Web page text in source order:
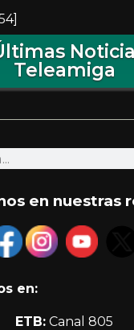
Teleamiga
en nuestras
en:
ETB: Canal 805